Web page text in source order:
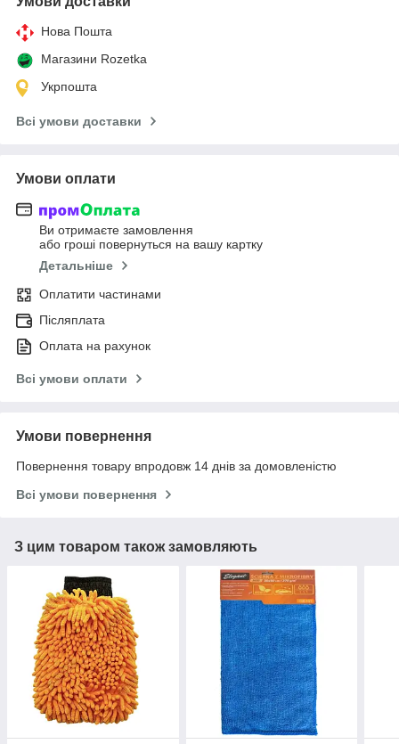
Нова Пошта
Магазини Rozetka
Укрпошта
Всі умови доставки
Умови оплати
Ви отримаєте замовлення
або гроші повернуться на вашу картку
Детальніше
Оплатити частинами
Післяплата
Оплата на рахунок
Всі умови оплати
Умови повернення
Повернення товару впродовж 14 днів за домовленістю
Всі умови повернення
З цим товаром також замовляють